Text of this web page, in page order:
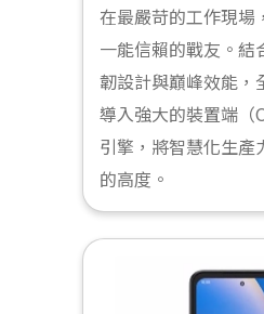
在最嚴苛的工作現場
一能信賴的戰友。結
韌設計與巔峰效能，
導入強大的裝置端（
引擎，將智慧化生產
的高度。